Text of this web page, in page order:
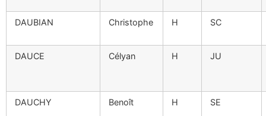
DAUBIAN Christophe H SC
DAUCE Célyan H JU
DAUCHY Benoît H SE